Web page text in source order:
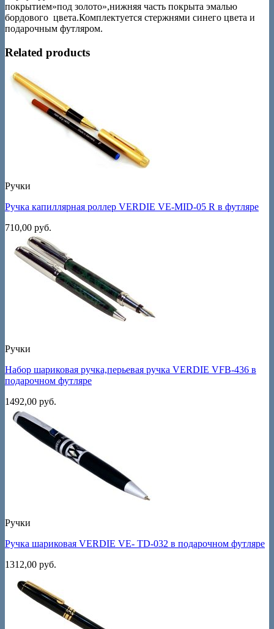
покрытием»под золото»,нижняя часть покрыта эмалью
бордового цвета.Комплектуется стержнями синего цвета и
подарочным футляром.
Related products
Ручки
Ручка капиллярная роллер VERDIE VE-MID-05 R в футляре
710,00 руб.
Ручки
Набор шариковая ручка,перьевая ручка VERDIE VFB-436 в
подарочном футляре
1492,00 руб.
Ручки
Ручка шариковая VERDIE VE- TD-032 в подарочном футляре
1312,00 руб.